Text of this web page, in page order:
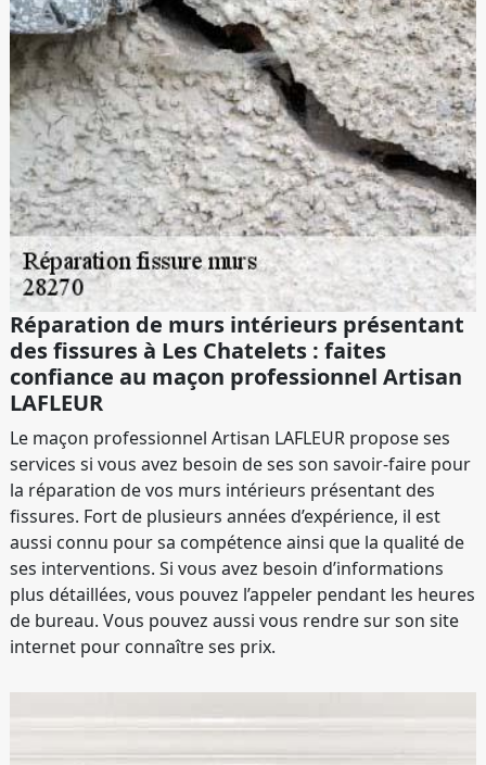
Réparation de murs intérieurs présentant
des fissures à Les Chatelets : faites
confiance au maçon professionnel Artisan
LAFLEUR
Le maçon professionnel Artisan LAFLEUR propose ses
services si vous avez besoin de ses son savoir-faire pour
la réparation de vos murs intérieurs présentant des
fissures. Fort de plusieurs années d’expérience, il est
aussi connu pour sa compétence ainsi que la qualité de
ses interventions. Si vous avez besoin d’informations
plus détaillées, vous pouvez l’appeler pendant les heures
de bureau. Vous pouvez aussi vous rendre sur son site
internet pour connaître ses prix.